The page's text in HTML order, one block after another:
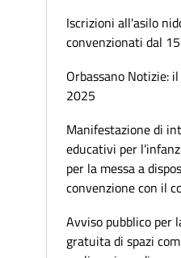
Iscrizioni all'asilo
convenzionati dal
Orbassano Notizie:
2025
Manifestazione di
educativi per
per la messa a
convenzione con il
Avviso pubblico per
gratuita di spazi